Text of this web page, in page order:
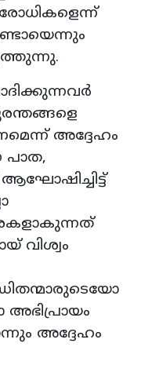
അദ്ദേഹം
പാത,
വിശ്വം
അദ്ദേഹം